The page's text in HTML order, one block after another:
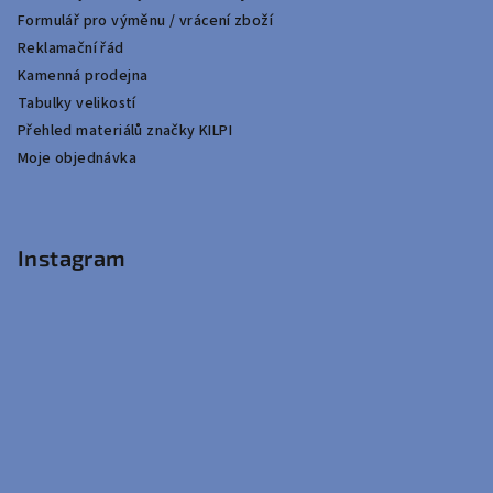
Formulář pro výměnu / vrácení zboží
Reklamační řád
Kamenná prodejna
Tabulky velikostí
Přehled materiálů značky KILPI
Moje objednávka
Instagram